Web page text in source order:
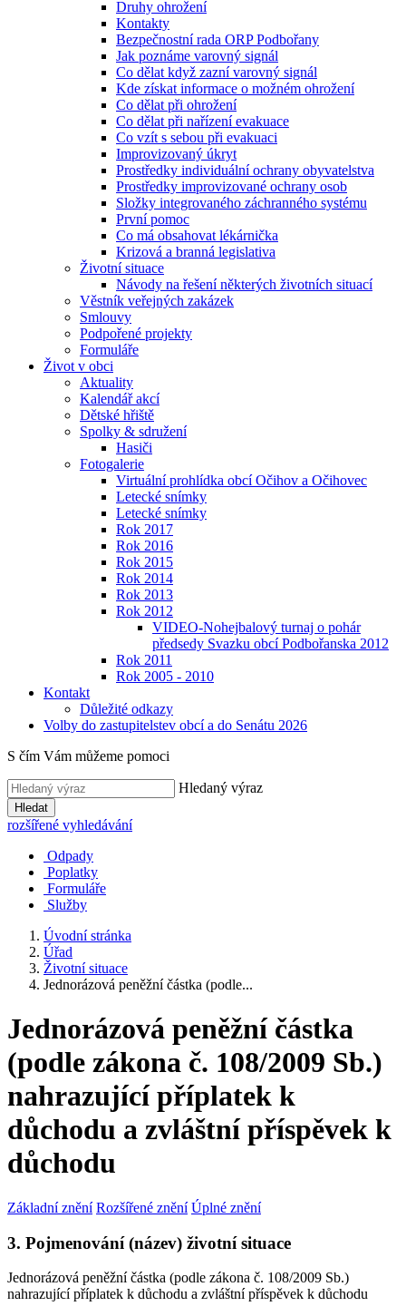
Druhy ohrožení
Kontakty
Bezpečnostní rada ORP Podbořany
Jak poznáme varovný signál
Co dělat když zazní varovný signál
Kde získat informace o možném ohrožení
Co dělat při ohrožení
Co dělat při nařízení evakuace
Co vzít s sebou při evakuaci
Improvizovaný úkryt
Prostředky individuální ochrany obyvatelstva
Prostředky improvizované ochrany osob
Složky integrovaného záchranného systému
První pomoc
Co má obsahovat lékárnička
Krizová a branná legislativa
Životní situace
Návody na řešení některých životních situací
Věstník veřejných zakázek
Smlouvy
Podpořené projekty
Formuláře
Život v obci
Aktuality
Kalendář akcí
Dětské hřiště
Spolky & sdružení
Hasiči
Fotogalerie
Virtuální prohlídka obcí Očihov a Očihovec
Letecké snímky
Letecké snímky
Rok 2017
Rok 2016
Rok 2015
Rok 2014
Rok 2013
Rok 2012
VIDEO-Nohejbalový turnaj o pohár
předsedy Svazku obcí Podbořanska 2012
Rok 2011
Rok 2005 - 2010
Kontakt
Důležité odkazy
Volby do zastupitelstev obcí a do Senátu 2026
S čím Vám můžeme pomoci
Hledaný výraz
Hledat
rozšířené vyhledávání
Odpady
Poplatky
Formuláře
Služby
Úvodní stránka
Úřad
Životní situace
Jednorázová peněžní částka (podle...
Jednorázová peněžní částka
(podle zákona č. 108/2009 Sb.)
nahrazující příplatek k
důchodu a zvláštní příspěvek k
důchodu
Základní znění Rozšířené znění Úplné znění
3. Pojmenování (název) životní situace
Jednorázová peněžní částka (podle zákona č. 108/2009 Sb.)
nahrazující příplatek k důchodu a zvláštní příspěvek k důchodu